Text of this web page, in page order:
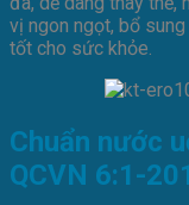
vị ngon ngọt, bổ
tốt cho sức khỏe.
Chuẩn nước
QCVN 6:1-